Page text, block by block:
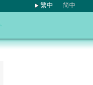
繁中 简中